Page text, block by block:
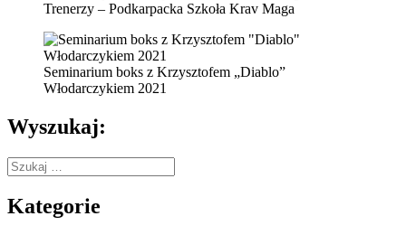
Trenerzy – Podkarpacka Szkoła Krav Maga
Seminarium boks z Krzysztofem „Diablo”
Włodarczykiem 2021
Wyszukaj:
Szukaj:
Kategorie